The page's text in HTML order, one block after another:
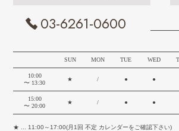
03-6261-0600
SUN MON TUE WED
10:00
〜 13:30
★ / ● ●
15:00
〜 20:00
★ / ● ●
★ ... 11:00～17:00(月1回 不定 カレンダーをご確認下さい)